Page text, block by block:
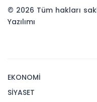
© 2026 Tüm hakları
Yazılımı
EKONOMİ
SİYASET